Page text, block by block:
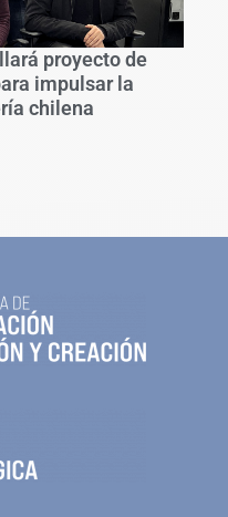
proyecto de
impulsar la
chilena